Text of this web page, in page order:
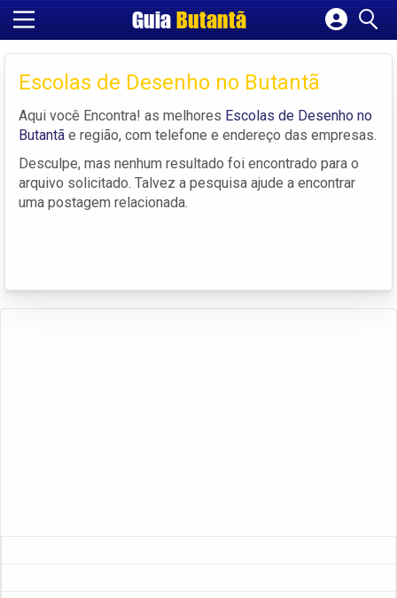
GuiaButantã
Cadastrar empresa
Criar conta
Escolas de Desenho no Butantã
Aqui você Encontra! as melhores Escolas de Desenho no
Butantã e região, com telefone e endereço das empresas.
Desculpe, mas nenhum resultado foi encontrado para o
arquivo solicitado. Talvez a pesquisa ajude a encontrar
uma postagem relacionada.